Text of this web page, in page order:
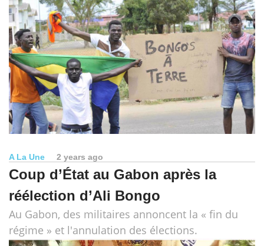
A La Une 2 years ago
Coup d’État au Gabon après la
réélection d’Ali Bongo
Au Gabon, des militaires annoncent la « fin du
régime » et l'annulation des élections.